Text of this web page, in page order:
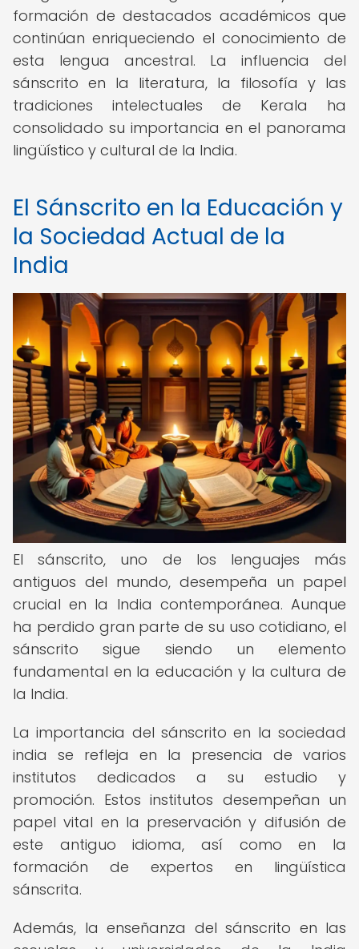
formación de destacados académicos que
continúan enriqueciendo el conocimiento de
esta lengua ancestral. La influencia del
sánscrito en la literatura, la filosofía y las
tradiciones intelectuales de Kerala ha
consolidado su importancia en el panorama
lingüístico y cultural de la India.
El Sánscrito en la Educación y
la Sociedad Actual de la
India
El sánscrito, uno de los lenguajes más
antiguos del mundo, desempeña un papel
crucial en la India contemporánea. Aunque
ha perdido gran parte de su uso cotidiano, el
sánscrito sigue siendo un elemento
fundamental en la educación y la cultura de
la India.
La importancia del sánscrito en la sociedad
india se refleja en la presencia de varios
institutos dedicados a su estudio y
promoción. Estos institutos desempeñan un
papel vital en la preservación y difusión de
este antiguo idioma, así como en la
formación de expertos en lingüística
sánscrita.
Además, la enseñanza del sánscrito en las